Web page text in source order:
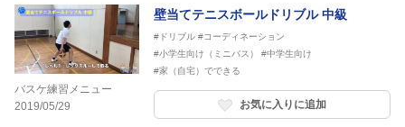
バスケ練習メニュー
2019/05/29
壁当てテニスボールドリブル 中級
#ドリブル #コーディネーション
#小学生向け（ミニバス）
#中学生向け
#家（自宅）でできる
お気に入りに追加